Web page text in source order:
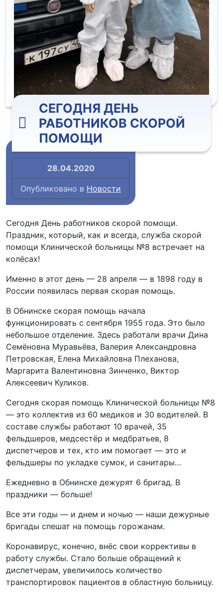
СЕГОДНЯ ДЕНЬ
РАБОТНИКОВ СКОРОЙ
ПОМОЩИ
28.04.2020
Опубликовано в Новости
Сегодня День работников скорой помощи.
Праздник, который, как и всегда, служба скорой
помощи Клинической больницы №8 встречает на
колёсах!
Именно в этот день — 28 апреля — в 1898 году в
России появилась первая скорая помощь.
В Обнинске скорая помощь начала
функционировать с сентября 1955 года. Это было
небольшое отделение. Здесь работали врачи Дина
Семёновна Муравьёва, Валерия Александровна
Петровская, Елена Михайловна Плеханова,
Маргарита Валентиновна Зинченко, Виктор
Алексеевич Куликов.
Сегодня скорая помощь Клинической больницы №8
— это коллектив из 60 медиков и 30 водителей. В
составе службы работают 10 врачей, 35
фельдшеров, медсестёр и медбратьев, 8
диспетчеров и тех, кто им помогает — это и
фельдшеры по укладке сумок, и санитары…
Ежедневно в Обнинске дежурят 6 бригад. В
праздники — больше!
Все эти годы — и днем и ночью — наши дежурные
бригады спешат на помощь горожанам.
Коронавирус, конечно, внёс свои коррективы в
работу службы. Стало больше обращений к
диспетчерам, увеличилось количество
транспортировок пациентов в областную больницу.